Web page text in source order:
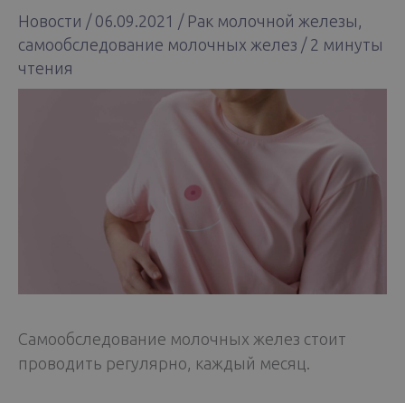
Новости / 06.09.2021 / Рак молочной железы
самообследование молочных желез / 2 минуты
чтения
Самообследование молочных желез стоит
проводить регулярно, каждый месяц.